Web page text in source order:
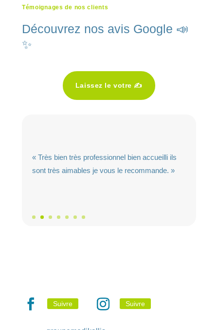
Témoignages de nos clients
Découvrez nos avis Google 📣
✨
Laissez le votre ✍️
« Très bien très professionnel bien accueilli ils
sont très aimables je vous le recommande. »
Suivre Suivre